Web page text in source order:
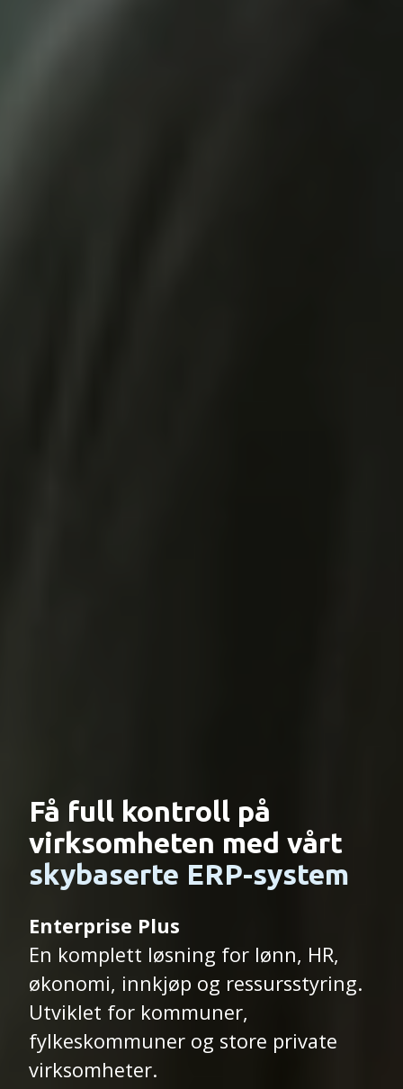
Få full kontroll på
virksomheten med vårt
skybaserte ERP-system
Enterprise Plus
En komplett løsning for lønn, HR,
økonomi, innkjøp og ressurs­styring.
Utviklet for kommuner,
fylkeskommuner og store private
virksomheter.